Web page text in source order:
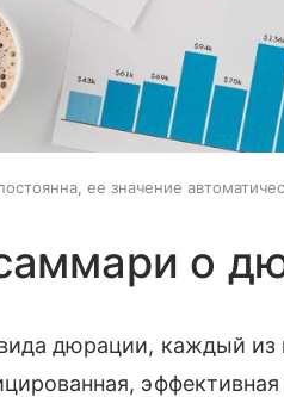
ее значение
о
дюрации, каждый из